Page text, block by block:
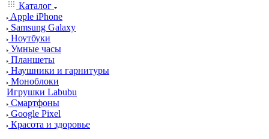
Каталог
Apple iPhone
Samsung Galaxy
Ноутбуки
Умные часы
Планшеты
Наушники и гарнитуры
Моноблоки
Игрушки Labubu
Смартфоны
Google Pixel
Красота и здоровье